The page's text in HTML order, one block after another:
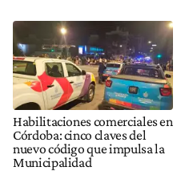
Habilitaciones comerciales en
Córdoba: cinco claves del
nuevo código que impulsa la
Municipalidad